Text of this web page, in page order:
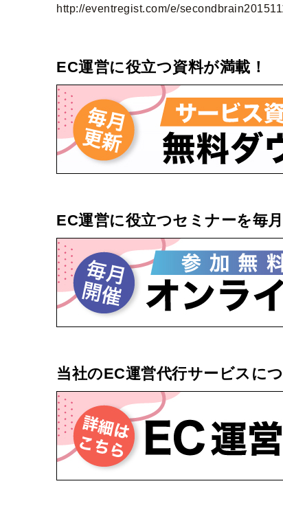
http://eventregist.com/e/
EC運営に役立つ資料が満載！
EC運営に役立つセミナーを毎月
当社のEC運営代行サービスに